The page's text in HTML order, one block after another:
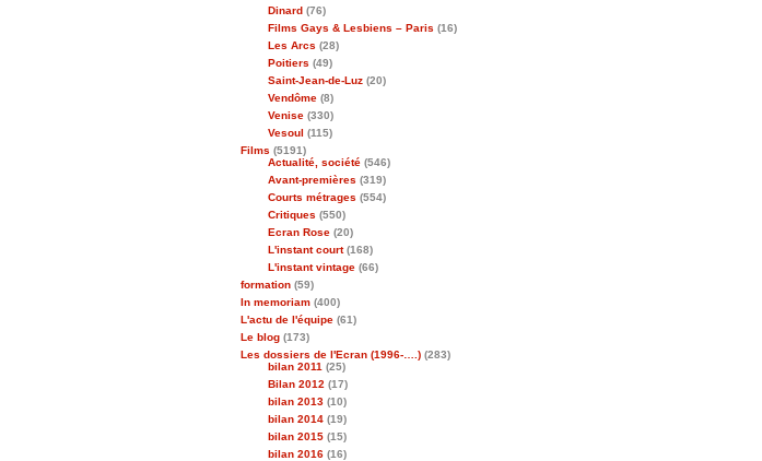
Dinard (76)
Films Gays & Lesbiens – Paris (16)
Les Arcs (28)
Poitiers (49)
Saint-Jean-de-Luz (20)
Vendôme (8)
Venise (330)
Vesoul (115)
Films (5191)
Actualité, société (546)
Avant-premières (319)
Courts métrages (554)
Critiques (550)
Ecran Rose (20)
L'instant court(168)
L'instant vintage (66)
formation (59)
In memoriam (400)
L'actu de l'équipe (61)
Le blog (173)
Les dossiers de l'Ecran (1996-….) (283)
bilan 2011 (25)
Bilan 2012 (17)
bilan 2013 (10)
bilan 2014 (19)
bilan 2015 (15)
bilan 2016 (16)